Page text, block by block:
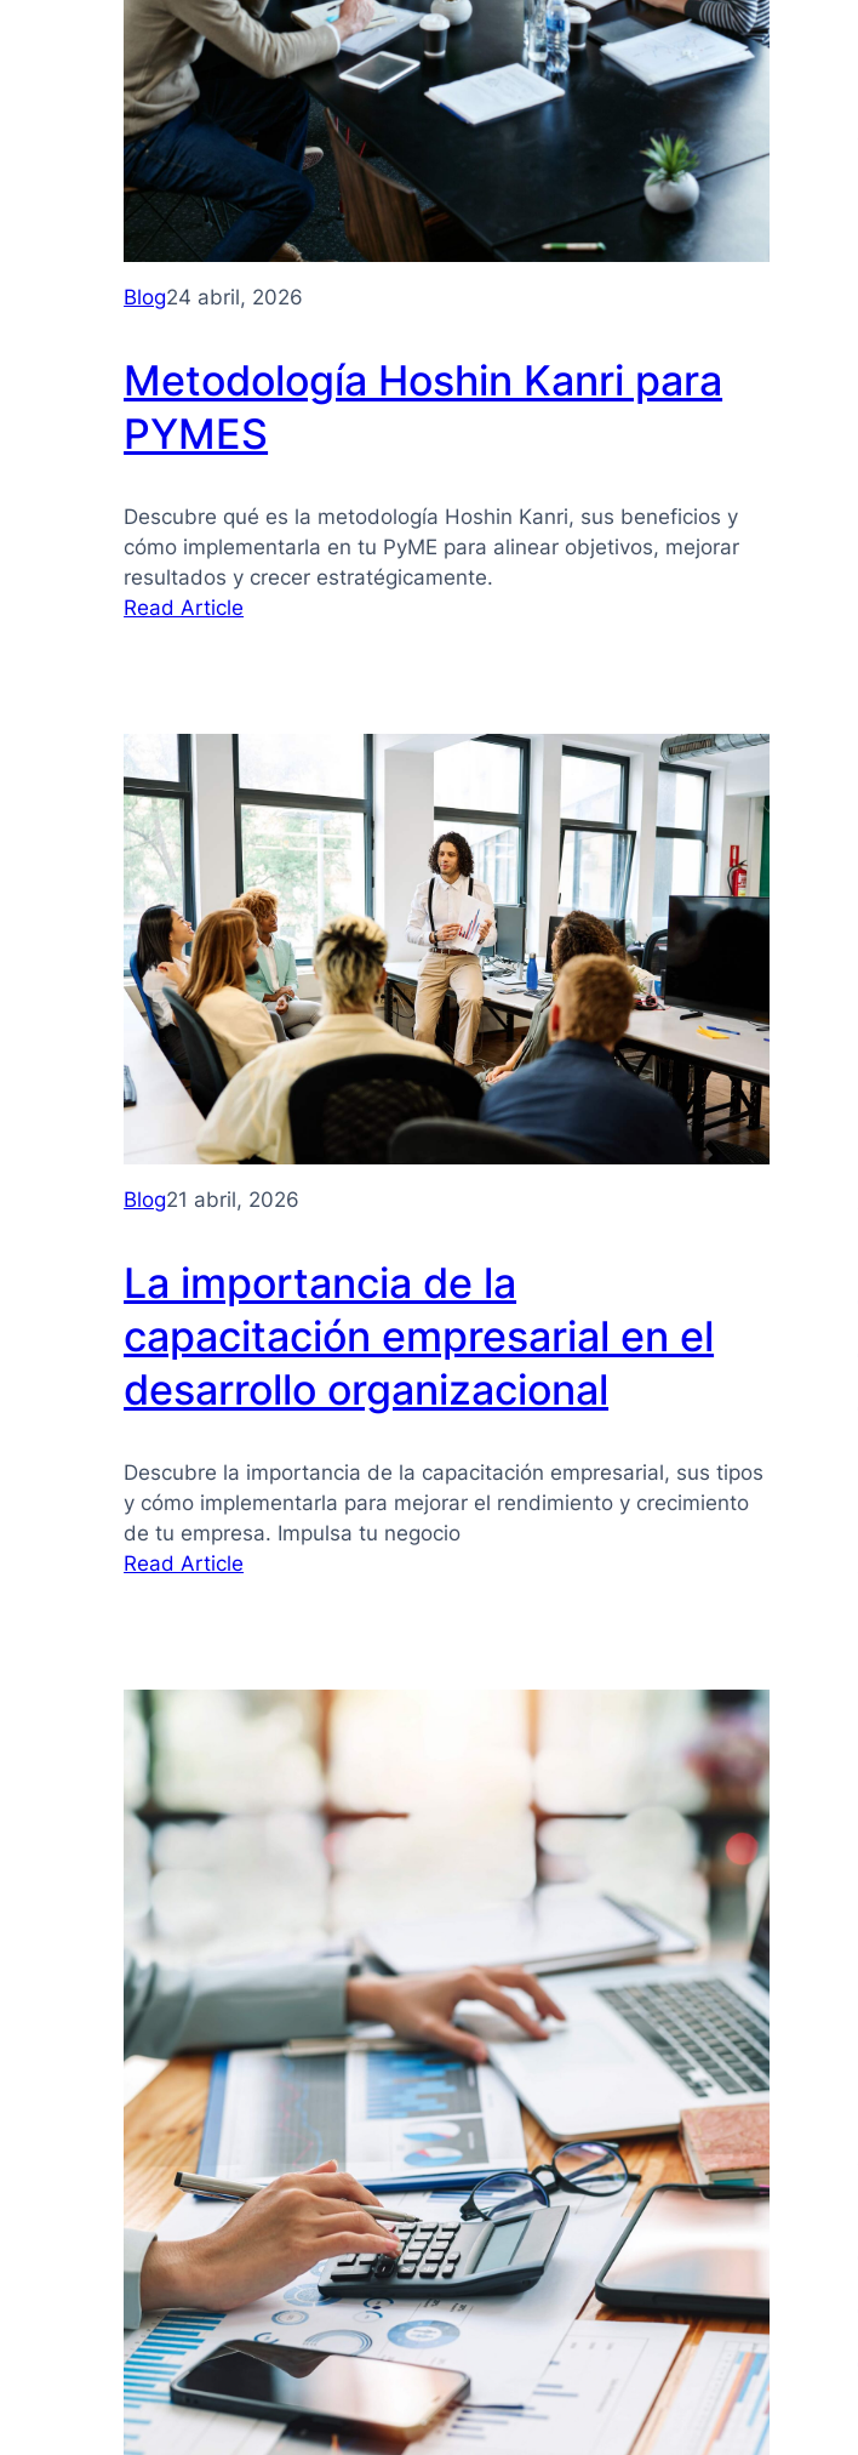
Blog24 abril, 2026
Metodología Hoshin Kanri para
PYMES
Descubre qué es la metodología Hoshin Kanri, sus beneficios y
cómo implementarla en tu PyME para alinear objetivos, mejorar
resultados y crecer estratégicamente.
Read Article
Blog21 abril, 2026
La importancia de la
capacitación empresarial en el
desarrollo organizacional
Descubre la importancia de la capacitación empresarial, sus tipos
y cómo implementarla para mejorar el rendimiento y crecimiento
de tu empresa. Impulsa tu negocio
Read Article
la
capacitación
empresarial
el
desarrollo
organizacional